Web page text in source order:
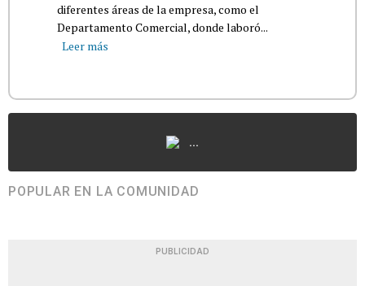
diferentes áreas de la empresa, como el
Departamento Comercial, donde laboró...
Leer más
...
POPULAR EN LA COMUNIDAD
PUBLICIDAD